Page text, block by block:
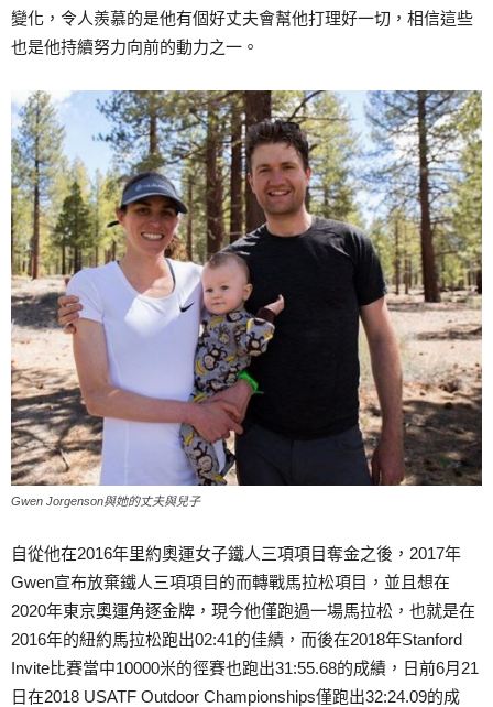
變化，令人羨慕的是他有個好丈夫會幫他打理好一切，相信這些
也是他持續努力向前的動力之一。
Gwen Jorgenson與她的丈夫與兒子
自從他在2016年里約奧運女子鐵人三項項目奪金之後，2017年
Gwen宣布放棄鐵人三項項目的而轉戰馬拉松項目，並且想在
2020年東京奧運角逐金牌，現今他僅跑過一場馬拉松，也就是在
2016年的紐約馬拉松跑出02:41的佳績，而後在2018年Stanford
Invite比賽當中10000米的徑賽也跑出31:55.68的成績，日前6月21
日在2018 USATF Outdoor Championships僅跑出32:24.09的成